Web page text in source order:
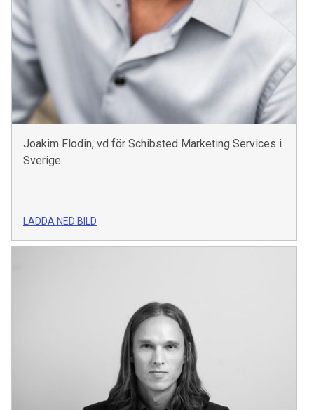
Joakim Flodin, vd för Schibsted Marketing Services i
Sverige.
LADDA NED BILD